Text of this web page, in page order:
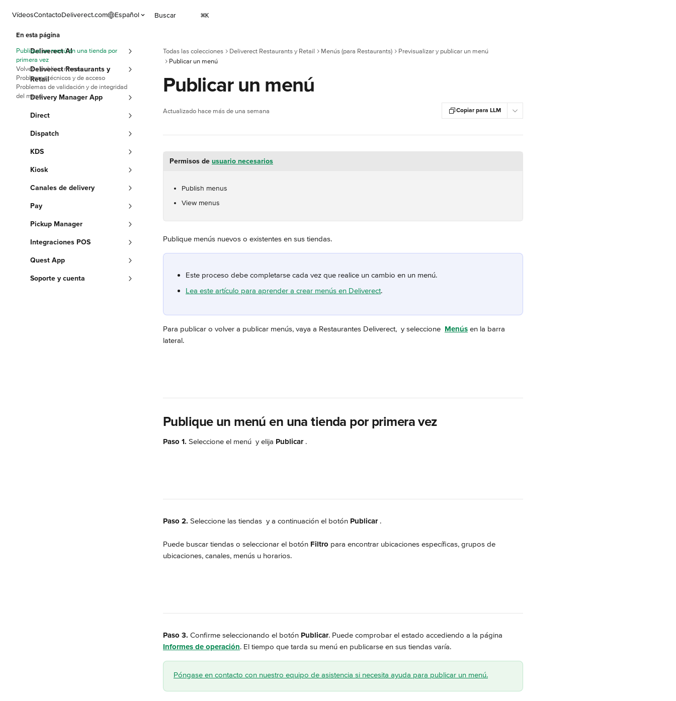
VídeosContactoDeliverect.com Español Buscar ⌘K
Deliverect AI
Deliverect Restaurants y
Retail
Delivery Manager App
Direct
Dispatch
KDS
Kiosk
Canales de delivery
Pay
Pickup Manager
Integraciones POS
Quest App
Soporte y cuenta
Todas las colecciones Deliverect Restaurants y Retail Menús (para Restaurants)
Previsualizar y publicar un menú
Publicar un menú
Publicar un menú
Actualizado hace más de una semana Copiar para LLM
Permisos de usuario necesarios
Publish menus
View menus
Publique menús nuevos o existentes en sus tiendas.
Este proceso debe completarse cada vez que realice un cambio en un menú.
Lea este artículo para aprender a crear menús en Deliverect.
Para publicar o volver a publicar menús, vaya a Restaurantes Deliverect, y seleccione Menús en la barra
lateral.
Publique un menú en una tienda por primera vez
Paso 1. Seleccione el menú y elija Publicar .
Paso 2. Seleccione las tiendas y a continuación el botón Publicar .
Puede buscar tiendas o seleccionar el botón Filtro para encontrar ubicaciones específicas, grupos de
ubicaciones, canales, menús u horarios.
Paso 3. Confirme seleccionando el botón Publicar. Puede comprobar el estado accediendo a la página
Informes de operación. El tiempo que tarda su menú en publicarse en sus tiendas varía.
Póngase en contacto con nuestro equipo de asistencia si necesita ayuda para publicar un menú.
En esta página
Publique un menú en una tienda por
primera vez
Volver a publicar menús
Problemas técnicos y de acceso
Problemas de validación y de integridad
del menú